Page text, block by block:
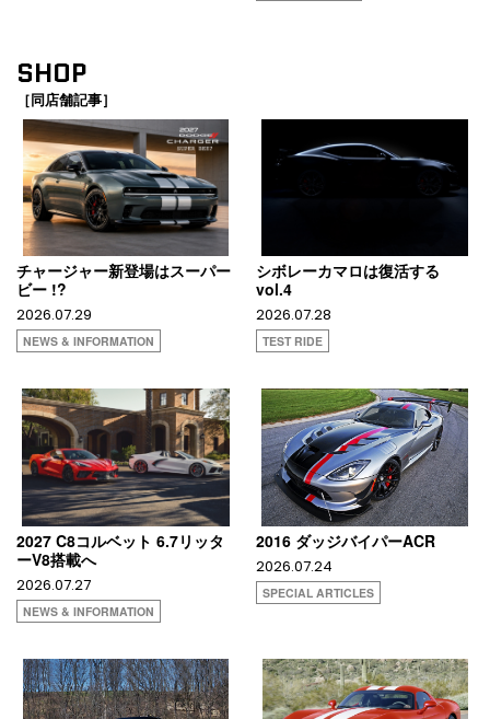
SHOP
［同店舗記事］
チャージャー新登場はスーパー
ビー !?
2026.07.29
NEWS & INFORMATION
シボレーカマロは復活する
vol.4
2026.07.28
TEST RIDE
2027 C8コルベット 6.7リッタ
ーV8搭載へ
2026.07.27
NEWS & INFORMATION
2016 ダッジバイパーACR
2026.07.24
SPECIAL ARTICLES